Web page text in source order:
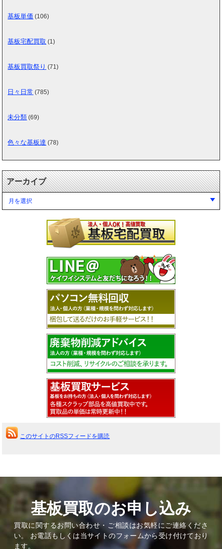
基板単価 (106)
基板宅配買取 (1)
基板買取祭り (71)
日々日常 (785)
未分類 (69)
色々な基板達 (78)
アーカイブ
このサイトのRSSフィードを購読
基板買取のお申し込み
買取に関するお問い合わせ・ご相談はお気軽にご連絡くださ
い。 お電話もしくは当サイトのフォームから受け付けており
ます。